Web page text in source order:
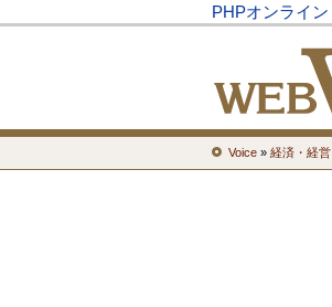
PHPオンライン
Voice » 経済・経営